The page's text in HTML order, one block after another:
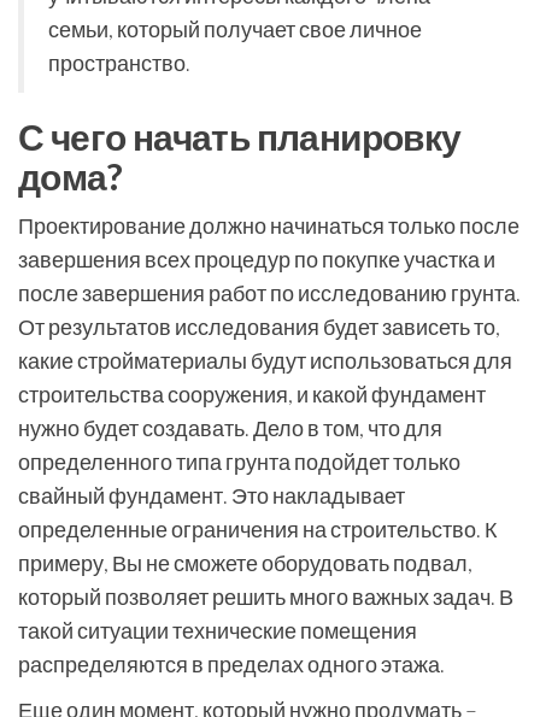
семьи, который получает свое личное
пространство.
С чего начать планировку
дома?
Проектирование должно начинаться только после
завершения всех процедур по покупке участка и
после завершения работ по исследованию грунта.
От результатов исследования будет зависеть то,
какие стройматериалы будут использоваться для
строительства сооружения, и какой фундамент
нужно будет создавать. Дело в том, что для
определенного типа грунта подойдет только
свайный фундамент. Это накладывает
определенные ограничения на строительство. К
примеру, Вы не сможете оборудовать подвал,
который позволяет решить много важных задач. В
такой ситуации технические помещения
распределяются в пределах одного этажа.
Еще один момент, который нужно продумать –